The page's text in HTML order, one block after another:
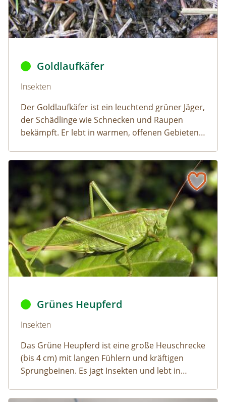
Naturlexikon: Goldlaufkäfer
Goldlaufkäfer
Insekten
Der Goldlaufkäfer ist ein leuchtend grüner Jäger,
der Schädlinge wie Schnecken und Raupen
bekämpft. Er lebt in warmen, offenen Gebieten
Grünes Heupferd
Naturlexikon: Grünes Heupferd
Naturlexikon: Grünes Heupferd
Grünes Heupferd
Insekten
Das Grüne Heupferd ist eine große Heuschrecke
(bis 4 cm) mit langen Fühlern und kräftigen
Sprungbeinen. Es jagt Insekten und lebt in